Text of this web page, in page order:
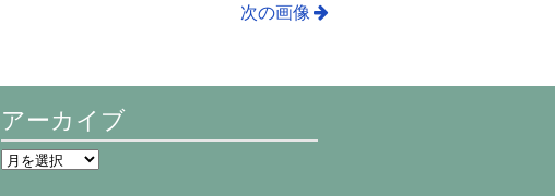
次の画像
アーカイブ
ア
ー